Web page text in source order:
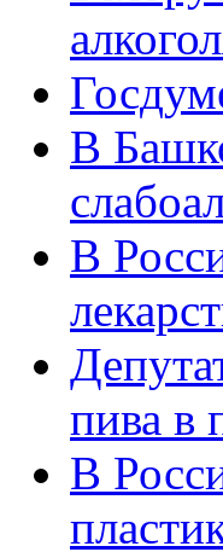
В
В
пива в
В